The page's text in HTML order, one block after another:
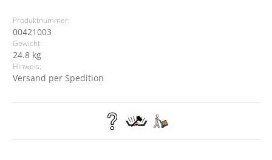
Produktnummer:
00421003
Gewicht:
24.8 kg
Hinweis:
Versand per Spedition